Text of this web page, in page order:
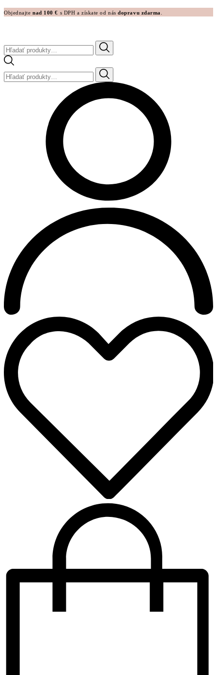
Objednajtenad 100 € s DPH a získate od násdopravu zdarma
Hľadať:
Hľadať: